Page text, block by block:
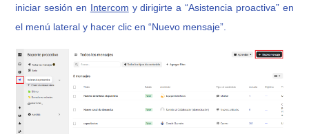
iniciar sesión en Intercom y dirigirte a “Asistencia proactiva” en
el menú lateral y hacer clic en “Nuevo mensaje”.